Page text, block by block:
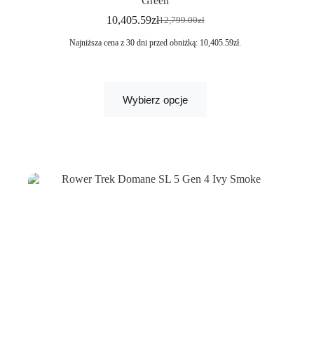
12,799.00zł
10,405.59zł
Najniższa cena z 30 dni przed obniżką: 10,405.59zł.
Wybierz opcje